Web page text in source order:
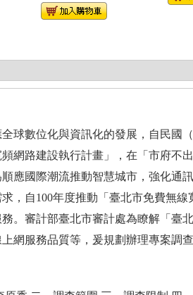
球數位化與資訊化的發展，自民國
網路建設執行計畫」，在「市府不
應國際潮流推動智慧城市，強化通
，自100年度推動「臺北市免費無
。審計部臺北市審計處為瞭解「臺
網服務品質等，爰規劃辦理專案調